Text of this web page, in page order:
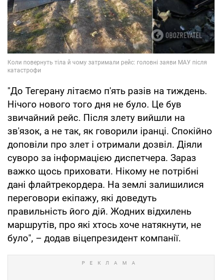
"До Тегерану літаємо п'ять разів на тиждень.
Нічого нового того дня не було. Це був
звичайний рейс. Після злету вийшли на
зв'язок, а не так, як говорили іранці. Спокійно
доповіли про злет і отримали дозвіл. Діяли
суворо за інформацією диспетчера. Зараз
важко щось приховати. Нікому не потрібні
дані флайтрекордера. На землі залишилися
переговори екіпажу, які доведуть
правильність його дій. Жодних відхилень
маршрутів, про які хтось хоче натякнути, не
було", – додав віцепрезидент компанії.